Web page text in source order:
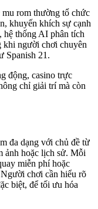
rom thường tổ chức
khuyến khích sự cạnh
hệ thống AI phân tích
khi người chơi chuyên
Spanish 21.
động, casino trực
chỉ giải trí mà còn
đa dạng với chủ đề từ
ảnh hoặc lịch sử. Mỗi
miễn phí hoặc
chơi cần hiểu rõ
biệt, để tối ưu hóa